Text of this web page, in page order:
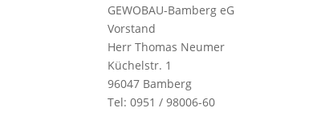
GEWOBAU-Bamberg eG
Vorstand
Herr Thomas Neumer
Küchelstr. 1
96047 Bamberg
Tel: 0951 / 98006-60